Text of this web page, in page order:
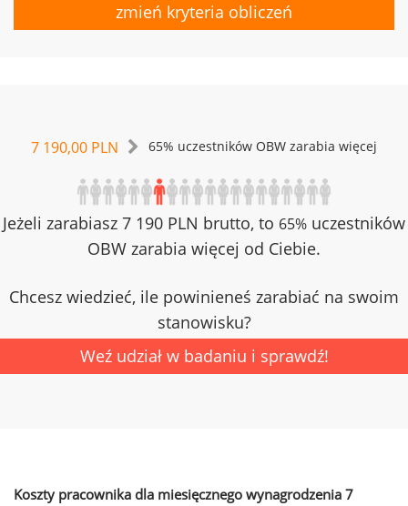
zmień kryteria obliczeń
7 190,00 PLN 65% uczestników OBW zarabia więcej
Jeżeli zarabiasz 7 190 PLN brutto, to 65% uczestników
OBW zarabia więcej od Ciebie.
Chcesz wiedzieć, ile powinieneś zarabiać na swoim
stanowisku?
Weź udział w badaniu i sprawdź!
Koszty pracownika dla miesięcznego wynagrodzenia 7